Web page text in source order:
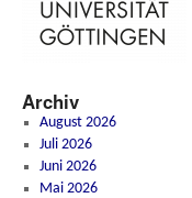
Archiv
August 2026
Juli 2026
Juni 2026
Mai 2026